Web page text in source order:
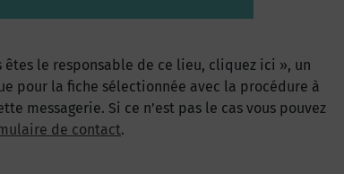
le responsable de ce lieu, cliquez ici », un
pour la fiche sélectionnée avec la procédure à
messagerie. Si ce n’est pas le cas vous pouvez
de contact.